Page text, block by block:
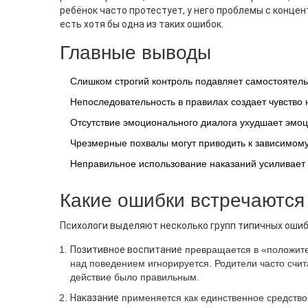
ребёнок часто протестует, у него проблемы с
есть хотя бы одна из таких ошибок.
Главные выводы
Слишком строгий контроль подавляет
Непоследовательность в правилах создает чувство
Отсутствие эмоционального диалога ухудшает
Чрезмерные похвалы могут приводить к
Неправильное использование наказаний
Какие ошибки
Психологи выделяют несколько групп типичных
Позитивное воспитание превращается в
над поведением игнорируется. Родители часто
действие было правильным.
Наказание применяется как единственное
ЭМОЦИОНАЛЬНОЕ РАЗВИТИЕ
Как Укрепить Психику Ребенка:
Практические Шаги Для
Эмоциональной Устойчивости
Как укрепить психику ребенка:
ребёнку справляться с эмоциями,
ошибками и стрессом. Узнайте, что
эмоциональном развитии.